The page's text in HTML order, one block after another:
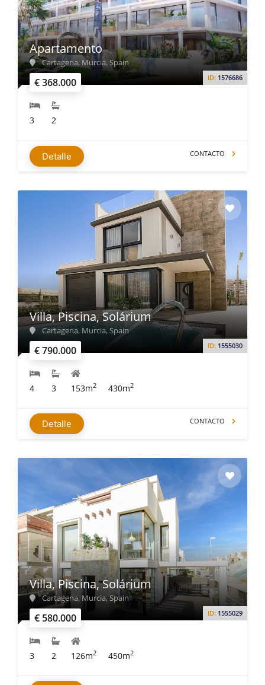
€ 368.000 ID: 1576686
Apartamento
Cartagena, Murcia, Spain
3 2
Detalle CONTACTO
€ 790.000 ID: 1555030
Villa, Piscina, Solárium
Cartagena, Murcia, Spain
4 3 153m2 430m2
Detalle CONTACTO
€ 580.000 ID: 1555029
Villa, Piscina, Solárium
Cartagena, Murcia, Spain
3 2 126m2 450m2